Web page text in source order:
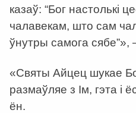
казаў: “Бог настолькі
чалавекам, што сам
ўнутры самога
«Святы Айцец шукае
размаўляе з Ім, гэта і
ён.